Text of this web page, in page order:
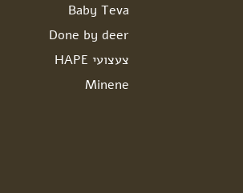
Baby Teva
Done by deer
צעצועי HAPE
Minene